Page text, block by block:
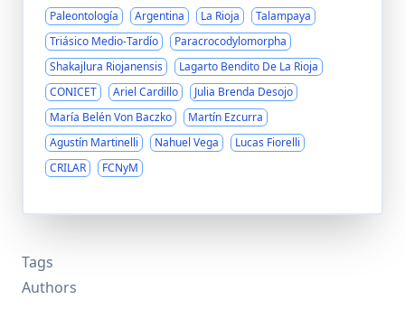
Paleontología Argentina La Rioja
Talampaya
Triásico Medio-Tardío
Paracrocodylomorpha
Shakajlura Riojanensis
Lagarto Bendito De La Rioja
CONICET
Ariel Cardillo
Julia Brenda Desojo
María Belén Von Baczko
Martín Ezcurra
Agustín Martinelli
Nahuel Vega
Lucas Fiorelli
CRILAR
FCNyM
Tags
Authors